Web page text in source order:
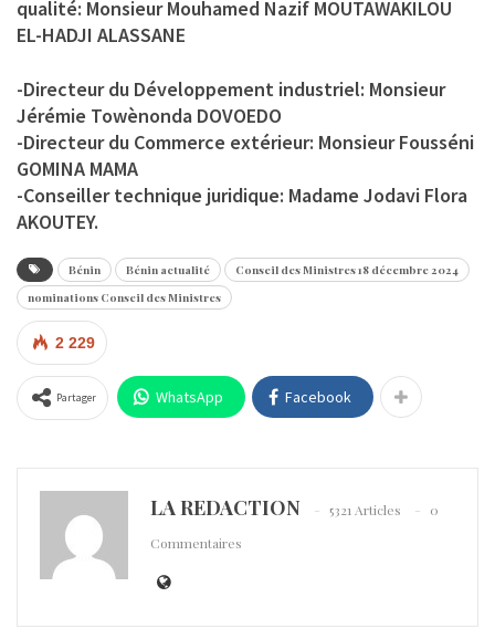
qualité: Monsieur Mouhamed Nazif MOUTAWAKILOU
EL-HADJI ALASSANE
-Directeur du Développement industriel: Monsieur
Jérémie Towènonda DOVOEDO
-Directeur du Commerce extérieur: Monsieur Fousséni
GOMINA MAMA
-Conseiller technique juridique: Madame Jodavi Flora
AKOUTEY.
Bénin Bénin actualité
Conseil des Ministres 18 décembre 2024
nominations Conseil des Ministres
2 229
Partager WhatsApp Facebook
LA REDACTION 5321 Articles
0
Commentaires